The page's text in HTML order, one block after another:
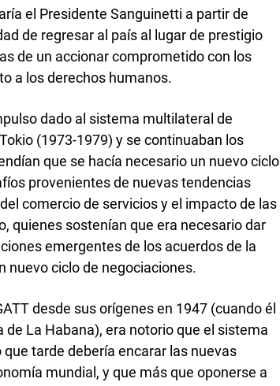
el Presidente Sanguinetti a partir de
de regresar al país al lugar de prestigio
de un accionar comprometido con los
a los derechos humanos.
dado al sistema multilateral de
(1973-1979) y se continuaban los
que se hacía necesario un nuevo ciclo
provenientes de nuevas tendencias
comercio de servicios y el impacto de las
quienes sostenían que era necesario dar
emergentes de los acuerdos de la
nuevo ciclo de negociaciones.
desde sus orígenes en 1947 (cuando él
La Habana), era notorio que el sistema
tarde debería encarar las nuevas
mundial, y que más que oponerse a